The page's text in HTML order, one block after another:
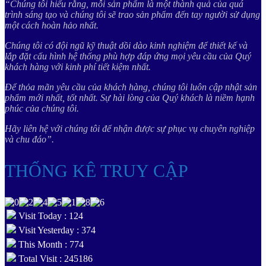
“Chúng tôi hiểu rằng, mỗi sản phẩm là một thành quả của quá
trình sáng tạo và chúng tôi sẽ trao sản phẩm đến tay người sử dụng
một cách hoàn hảo nhất.
Chúng tôi có đội ngũ kỹ thuật dồi dào kinh nghiệm để thiết kế và
lắp đặt cấu hình hệ thống phù hợp đáp ứng mọi yêu cầu của Quý
khách hàng với kinh phí tiết kiệm nhất.
Để thỏa mãn yêu cầu của khách hàng, chúng tôi luôn cập nhật sản
phẩm mới nhất, tốt nhất. Sự hài lòng của Quý khách là niềm hạnh
phúc của chúng tôi.
Hãy liên hệ với chúng tôi để nhận được sự phục vụ chuyên nghiệp
và chu đáo”.
THỐNG KÊ TRUY CẬP
Visit Today : 124
Visit Yesterday : 374
This Month : 774
Total Visit : 245186